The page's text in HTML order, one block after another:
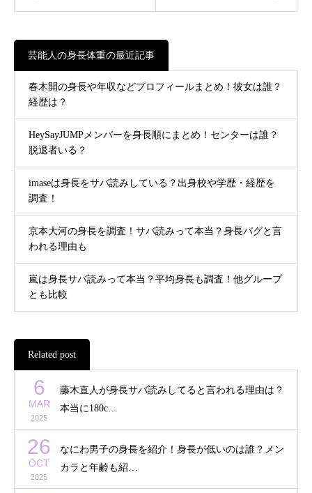
芸能人の身長体重の最近記事
春木開の身長や年収などプロフィールまとめ！彼女は誰？
経歴は？
HeySayJUMPメンバーを身長順にまとめ！センターは誰？
脱退者いる？
imaseは身長をサバ読みしている？出身校や学歴・経歴を
調査！
京本大河の身長を調査！サバ読みって本当？身長バグと言
われる理由も
嵐は身長サバ読みって本当？平均身長も調査！他グループ
とも比較
Related post
6
MAR
2025
藤木直人が身長サバ読みしてると言われる理由は？
本当に180c…
26
OCT
2025
なにわ男子の身長を紹介！身長が低いのは誰？メン
カラと年齢も紹…